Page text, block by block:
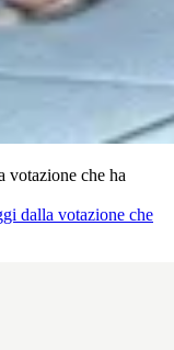
votazione che ha
dalla votazione che